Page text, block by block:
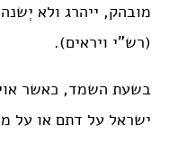
מובהק, ייהרג ולא
(רש”י ויראים).
בשעת השמד, כאשר
ישראל על דתם או על